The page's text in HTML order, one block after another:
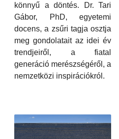
könnyű a döntés. Dr. Tari
Gábor, PhD, egyetemi
docens, a zsűri tagja osztja
meg gondolatait az idei év
trendjeiről, a fiatal
generáció merészségéről, a
nemzetközi inspirációkról.